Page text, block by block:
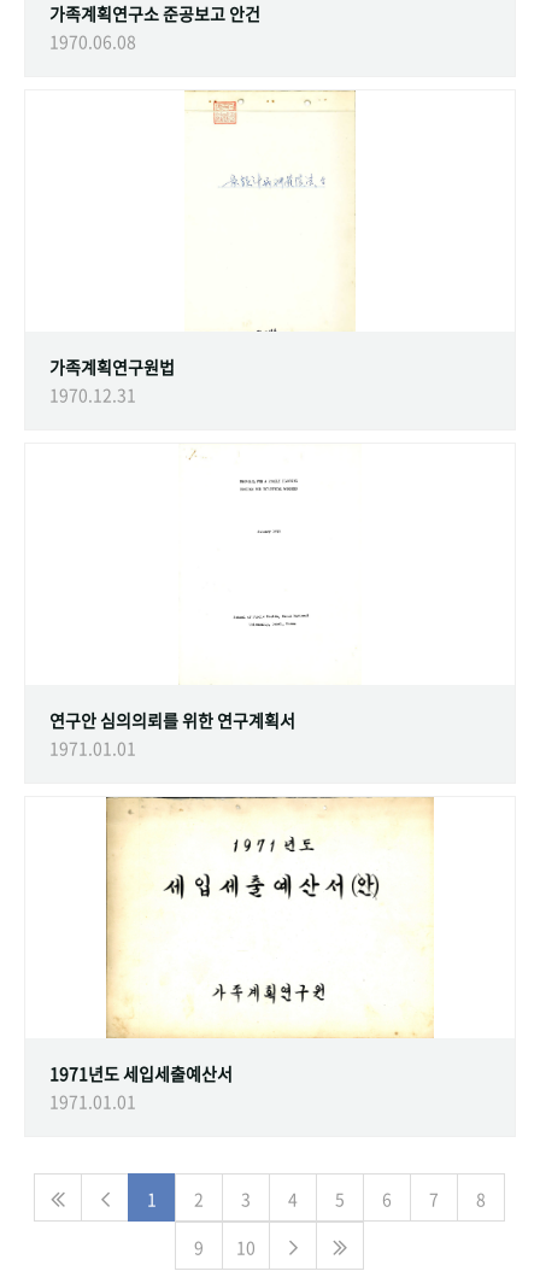
가족계획연구소 준공보고 안건
1970.06.08
가족계획연구원법
1970.12.31
연구안 심의의뢰를 위한 연구계획서
1971.01.01
1971년도 세입세출예산서
1971.01.01
1 2 3 4 5 6 7
8
9
10